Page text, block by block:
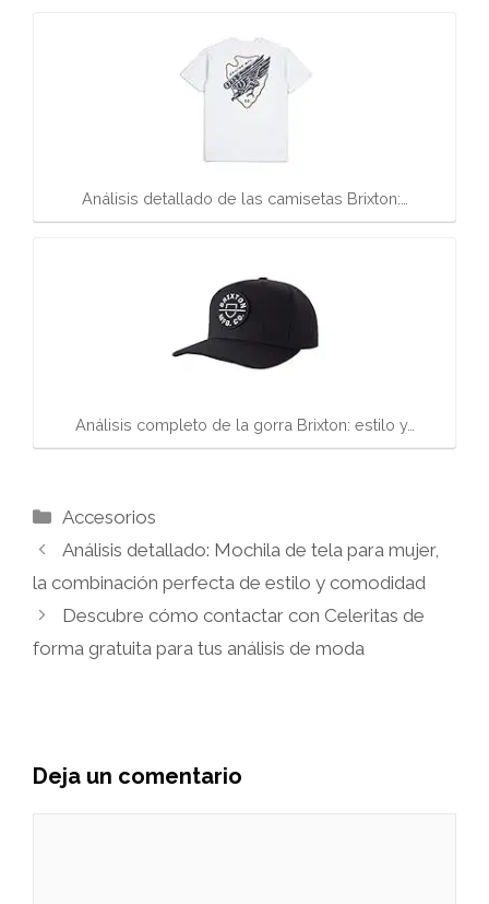
Análisis detallado de las camisetas Brixton:…
Análisis completo de la gorra Brixton: estilo y…
Categorías
Accesorios
Análisis detallado: Mochila de tela para mujer,
la combinación perfecta de estilo y comodidad
Descubre cómo contactar con Celeritas de
forma gratuita para tus análisis de moda
Deja un comentario